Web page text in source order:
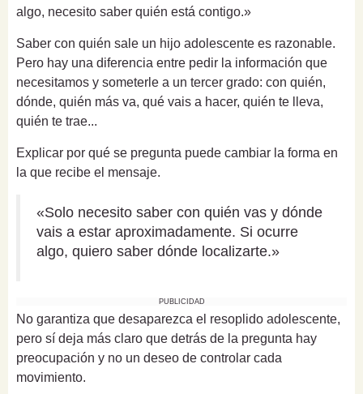
algo, necesito saber quién está contigo.»
Saber con quién sale un hijo adolescente es razonable.
Pero hay una diferencia entre pedir la información que
necesitamos y someterle a un tercer grado: con quién,
dónde, quién más va, qué vais a hacer, quién te lleva,
quién te trae...
Explicar por qué se pregunta puede cambiar la forma en
la que recibe el mensaje.
«Solo necesito saber con quién vas y dónde
vais a estar aproximadamente. Si ocurre
algo, quiero saber dónde localizarte.»
PUBLICIDAD
No garantiza que desaparezca el resoplido adolescente,
pero sí deja más claro que detrás de la pregunta hay
preocupación y no un deseo de controlar cada
movimiento.